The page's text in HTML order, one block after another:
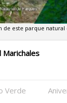
de este parque
Marichales
Verde